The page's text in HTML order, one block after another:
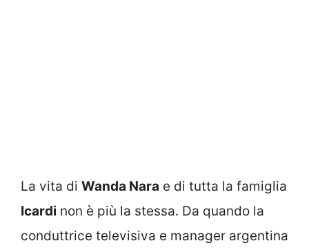
La vita di Wanda Nara e di tutta la famiglia
Icardi non è più la stessa. Da quando la
conduttrice televisiva e manager argentina